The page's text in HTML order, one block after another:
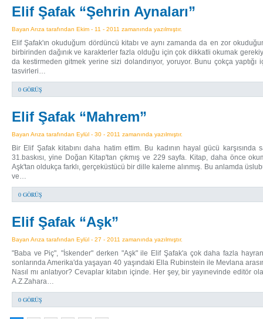
Elif Şafak “Şehrin Aynaları”
Bayan Arıza tarafından Ekim - 11 - 2011 zamanında yazılmıştır.
Elif Şafak'ın okuduğum dördüncü kitabı ve aynı zamanda da en zor
birbirinden dağınık ve karakterler fazla olduğu için çok dikkatli okumak
da kestirmeden gitmek yerine sizi dolandırıyor, yoruyor. Bunu çokça yaptığı
tasvirleri…
0 GÖRÜŞ
Elif Şafak “Mahrem”
Bayan Arıza tarafından Eylül - 30 - 2011 zamanında yazılmıştır.
Bir Elif Şafak kitabını daha hatim ettim. Bu kadının hayal gücü karşısında
31.baskısı, yine Doğan Kitap'tan çıkmış ve 229 sayfa. Kitap, daha önce
Aşk'tan oldukça farklı, gerçeküstücü bir dille kaleme alınmış. Bu anlamda
ve…
0 GÖRÜŞ
Elif Şafak “Aşk”
Bayan Arıza tarafından Eylül - 27 - 2011 zamanında yazılmıştır.
"Baba ve Piç", "İskender" derken "Aşk" ile Elif Şafak'a çok daha fazla
sonlarında Amerika'da yaşayan 40 yaşındaki Ella Rubinstein ile Mevlana
Nasıl mı anlatıyor? Cevaplar kitabın içinde. Her şey, bir yayınevinde editör
A.Z.Zahara…
0 GÖRÜŞ